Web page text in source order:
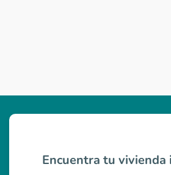
Encuentra tu vivienda